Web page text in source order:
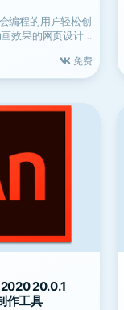
编程的用户轻松创
效果的网页设计
免费
20.0.1
作工具